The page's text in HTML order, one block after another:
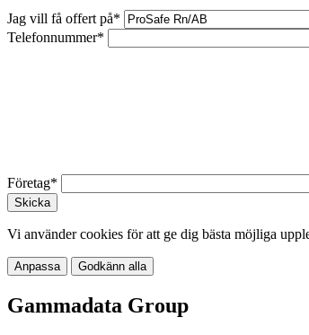
Jag vill få offert på*
Telefonnummer*
Företag*
Vi använder cookies för att ge dig bästa möjliga
Anpassa Godkänn alla
Gammadata Group